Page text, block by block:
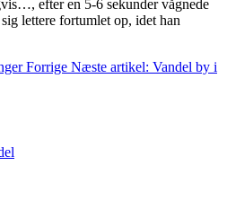
efter en 5-6 sekunder vågnede
lettere fortumlet op, idet han
Forrige Næste artikel: Vandel by i